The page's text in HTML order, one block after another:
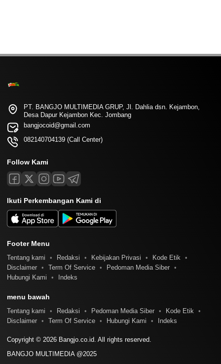
PT. BANGJO MULTIMEDIA GRUP, Jl. Dahlia dsn. Kejambon,
Desa Dapur Kejambon Kec. Jombang
bangjocoid@gmail.com
082140704139 (Call Center)
Follow Kami
Ikuti Perkembangan Kami di
Footer Menu
Tentang kami Redaksi Kebijakan Privasi
Kode Etik
Disclaimer
Term Of Service
Pedoman Media Siber
Hubungi Kami
Indeks
menu bawah
Tentang kami Redaksi Pedoman Media Siber
Kode Etik
Disclaimer
Term Of Service Hubungi Kami Indeks
Copyright © 2026 Bangjo.co.id. All rights reserved.
BANGJO MULTIMEDIA @2025